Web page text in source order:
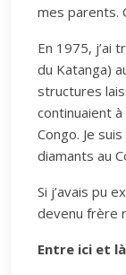
mes parents.
En 1975, j’ai
du Katanga)
structures
continuaient
Congo. Je
diamants au
Si j’avais pu
devenu frère
Entre ici et